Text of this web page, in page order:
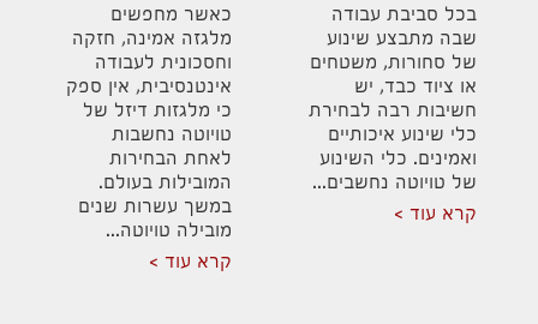
בכל סביבת עבודה
שבה מתבצע שינוע
של סחורות, משטחים
או ציוד כבד, יש
חשיבות רבה לבחירת
כלי שינוע איכותיים
ואמינים. כלי השינוע
של טויוטה נחשבים...
קרא עוד
כאשר מחפשים
מלגזה אמינה, חזקה
וחסכונית לעבודה
אינטנסיבית, אין ספק
כי מלגזות דיזל של
טויוטה נחשבות
לאחת הבחירות
המובילות בעולם.
במשך עשרות שנים
מובילה טויוטה...
קרא עוד